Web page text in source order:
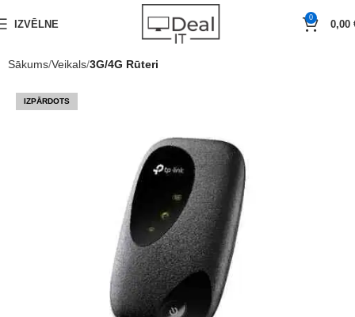
IZVĒLNE
0
0,00
Sākums Veikals 3G/4G Rūteri
IZPĀRDOTS